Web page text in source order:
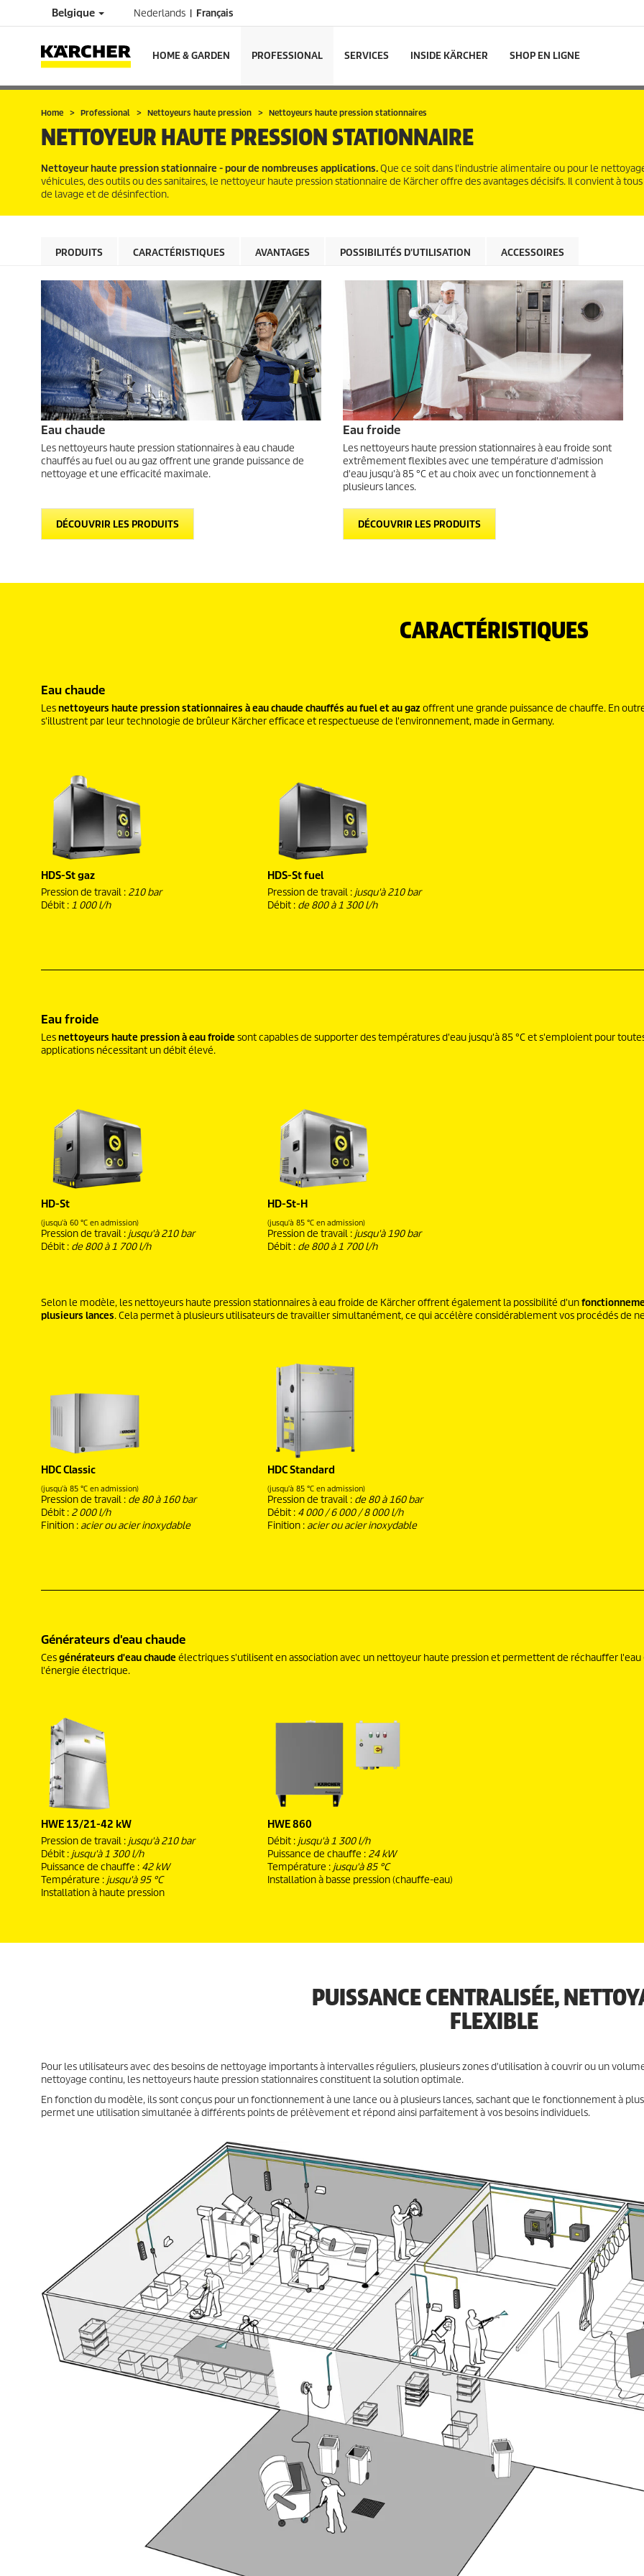
Belgique Nederlands Français
HOME & GARDEN PROFESSIONAL SERVICES INSIDE KÄRCHER SHOP EN LIGNE
Home Professional Nettoyeurs haute pression Nettoyeurs haute pression stationnaires
NETTOYEUR HAUTE PRESSION STATIONNAIRE
Nettoyeur haute pression stationnaire - pour de nombreuses applications.Que ce soit dans l'industrie alimentaire ou pour le
véhicules, des outils ou des sanitaires, le nettoyeur haute pression stationnaire de Kärcher offre des avantages décisifs. Il convient à
de lavage et de désinfection.
PRODUITS CARACTÉRISTIQUES AVANTAGES POSSIBILITÉS D'UTILISATION ACCESSOIRES
Eau chaude
Les nettoyeurs haute pression stationnaires à eau chaude
chauffés au fuel ou au gaz offrent une grande puissance de
nettoyage et une efficacité maximale.
DÉCOUVRIR LES PRODUITS
Eau froide
Les nettoyeurs haute pression stationnaires à eau froide sont
extrêmement flexibles avec une température d'admission
d'eau jusqu'à 85 °C et au choix avec un fonctionnement à
plusieurs lances.
DÉCOUVRIR LES PRODUITS
CARACTÉRISTIQUES
Eau chaude
Lesnettoyeurs haute pression stationnaires à eau chaude chauffés au fuel et au gazoffrent une grande puissance de chauffe. En
s'illustrent par leur technologie de brûleur Kärcher efficace et respectueuse de l'environnement, made in Germany.
HDS-St gaz
Pression de travail : 210 bar
Débit : 1 000 l/h
HDS-St fuel
Pression de travail : jusqu'à 210 bar
Débit : de 800 à 1 300 l/h
Eau froide
Lesnettoyeurs haute pression à eau froide sont capables de supporter des températures d'eau jusqu'à 85 °C et s'emploient pour
applications nécessitant un débit élevé.
HD-St
(jusqu'à 60 °C en admission)
Pression de travail : jusqu'à 210 bar
Débit : de 800 à 1 700 l/h
HD-St-H
(jusqu'à 85 °C en admission)
Pression de travail : jusqu'à 190 bar
Débit : de 800 à 1 700 l/h
Selon le modèle, les nettoyeurs haute pression stationnaires à eau froide de Kärcher offrent également la possibilité d'un
plusieurs lances. Cela permet à plusieurs utilisateurs de travailler simultanément, ce qui accélère considérablement vos procédés de
HDC Classic
(jusqu'à 85 °C en admission)
Pression de travail : de 80 à 160 bar
Débit : 2 000 l/h
Finition : acier ou acier inoxydable
HDC Standard
(jusqu'à 85 °C en admission)
Pression de travail : de 80 à 160 bar
Débit : 4 000 / 6 000 / 8 000 l/h
Finition : acier ou acier inoxydable
Générateurs d'eau chaude
Cesgénérateurs d'eau chaude électriques s'utilisent en association avec un nettoyeur haute pression et permettent de réchauffer l'eau
l'énergie électrique.
HWE 13/21-42 kW
Pression de travail : jusqu'à 210 bar
Débit : jusqu'à 1 300 l/h
Puissance de chauffe : 42 kW
Température : jusqu'à 95 °C
Installation à haute pression
HWE 860
Débit : jusqu'à 1 300 l/h
Puissance de chauffe : 24 kW
Température : jusqu'à 85 °C
Installation à basse pression (chauffe-eau)
PUISSANCE CENTRALISÉE,
FLEXIBLE
Pour les utilisateurs avec des besoins de nettoyage importants à intervalles réguliers, plusieurs zones d'utilisation à couvrir ou un
nettoyage continu, les nettoyeurs haute pression stationnaires constituent la solution optimale.
En fonction du modèle, ils sont conçus pour un fonctionnement à une lance ou à plusieurs lances, sachant que le fonctionnement à
permet une utilisation simultanée à différents points de prélèvement et répond ainsi parfaitement à vos besoins individuels.